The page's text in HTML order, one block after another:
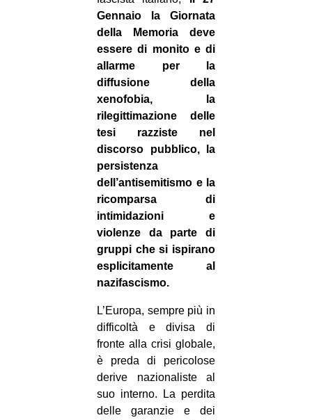
Gennaio la Giornata
della Memoria deve
essere di monito e di
allarme per la
diffusione della
xenofobia, la
rilegittimazione delle
tesi razziste nel
discorso pubblico, la
persistenza
dell’antisemitismo e la
ricomparsa di
intimidazioni e
violenze da parte di
gruppi che si ispirano
esplicitamente al
nazifascismo.
L’Europa, sempre più in
difficoltà e divisa di
fronte alla crisi globale,
è preda di pericolose
derive nazionaliste al
suo interno. La perdita
delle garanzie e dei